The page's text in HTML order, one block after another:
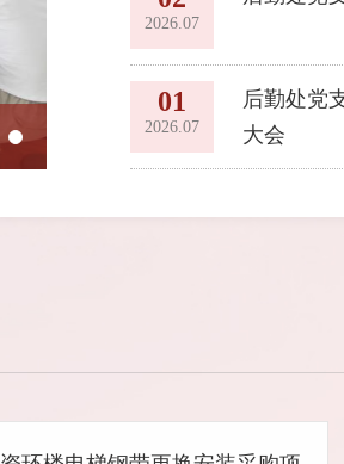
后勤处召开暑假服务保障专
2026.07
01
2026.07
后勤处党
大会